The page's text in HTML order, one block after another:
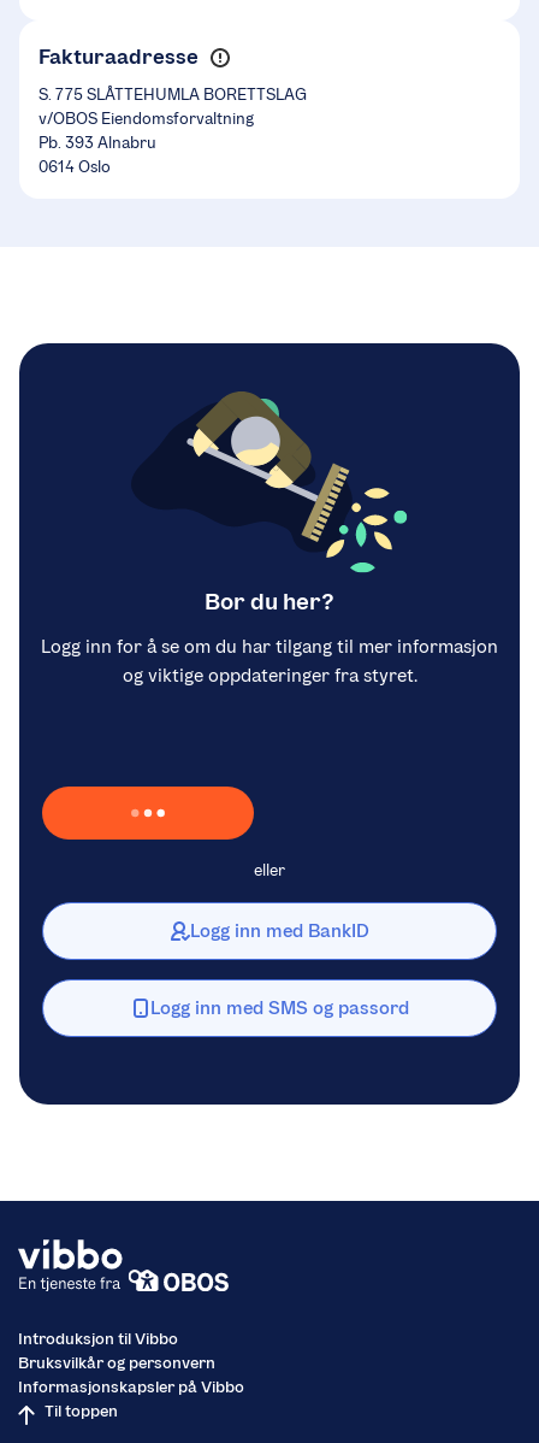
Fakturaadresse
S. 775 SLÅTTEHUMLA BORETTSLAG
v/OBOS Eiendomsforvaltning
Pb. 393 Alnabru
0614 Oslo
Bor du her?
Logg inn for å se om du har tilgang til mer informasjon
og viktige oppdateringer fra styret.
Laster inn Vipps …
eller
Logg inn med BankID
Logg inn med SMS og passord
Introduksjon til Vibbo
Bruksvilkår og personvern
Informasjonskapsler på Vibbo
Til toppen